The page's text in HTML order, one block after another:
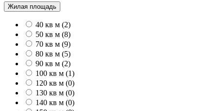
Жилая площадь
40 кв м (2)
50 кв м (8)
70 кв м (9)
80 кв м (5)
90 кв м (2)
100 кв м (1)
120 кв м (0)
130 кв м (0)
140 кв м (0)